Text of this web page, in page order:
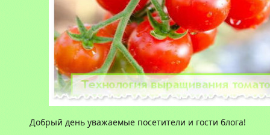
Добрый день уважаемые посетители и гости блога!